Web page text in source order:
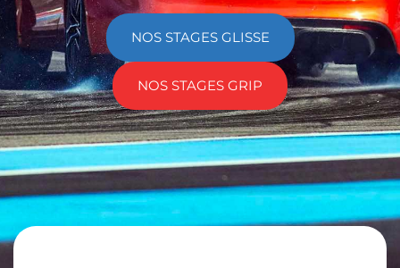
NOS STAGES GLISSE
NOS STAGES GRIP